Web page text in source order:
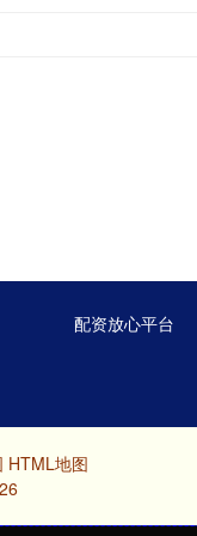
配资放心平台
HTML地图